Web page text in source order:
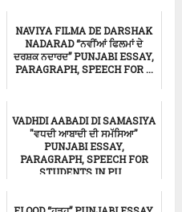
NAVIYA FILMA DE DARSHAK
NADARAD “ਨਵੀਂਆਂ ਫਿਲਮਾਂ ਦੇ
ਦਰਸ਼ਕ ਨਦਾਰਦ” PUNJABI ESSAY,
PARAGRAPH, SPEECH FOR ...
VADHDI AABADI DI SAMASIYA
"ਵਧਦੀ ਆਬਾਦੀ ਦੀ ਸਮੱਸਿਆ"
PUNJABI ESSAY,
PARAGRAPH, SPEECH FOR
STUDENTS IN PU...